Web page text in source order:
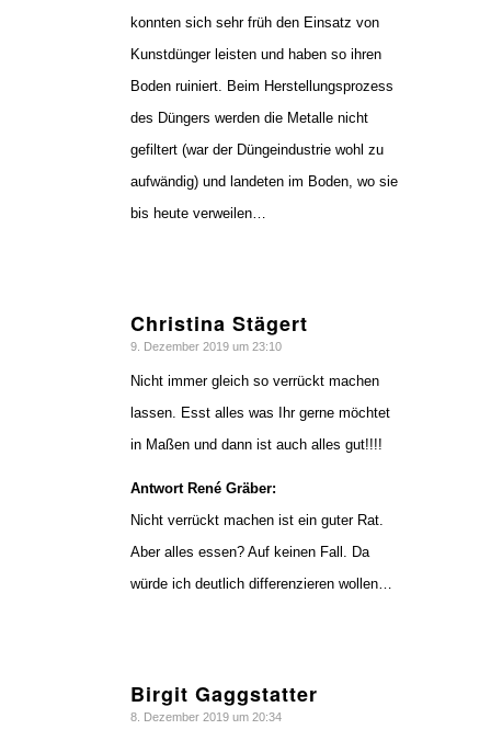
konnten sich sehr früh den Einsatz von
Kunstdünger leisten und haben so ihren
Boden ruiniert. Beim Herstellungsprozess
des Düngers werden die Metalle nicht
gefiltert (war der Düngeindustrie wohl zu
aufwändig) und landeten im Boden, wo sie
bis heute verweilen…
Christina Stägert
sagte:
9. Dezember 2019 um 23:10
Nicht immer gleich so verrückt machen
lassen. Esst alles was Ihr gerne möchtet
in Maßen und dann ist auch alles gut!!!!
Antwort René Gräber:
Nicht verrückt machen ist ein guter Rat.
Aber alles essen? Auf keinen Fall. Da
würde ich deutlich differenzieren wollen…
Birgit Gaggstatter
sagte:
8. Dezember 2019 um 20:34